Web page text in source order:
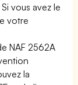
vous avez le
votre
NAF 2562A
la